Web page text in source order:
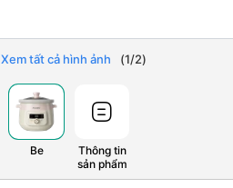
Xem tất cả hình ảnh (1/2)
Be
Thông tin
sản phẩm